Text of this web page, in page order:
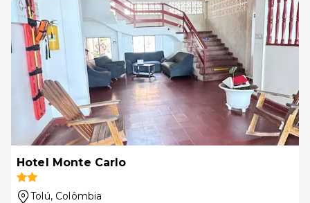
Hotel Monte Carlo
Tolú, Colômbia